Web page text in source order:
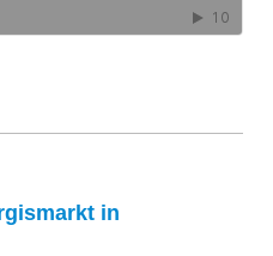
in